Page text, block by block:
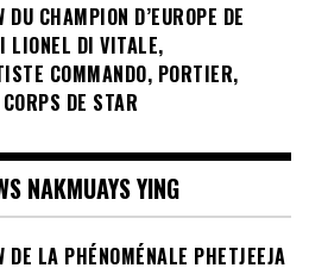
DU CHAMPION D’EUROPE DE
LIONEL DI VITALE,
COMMANDO, PORTIER,
DE STAR
NAKMUAYS YING
DE LA PHÉNOMÉNALE PHETJEEJA